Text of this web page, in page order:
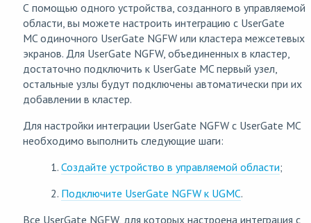
С помощью одного устройства, созданного в управляемой
области, вы можете настроить интеграцию с UserGate
MC одиночного UserGate NGFW или кластера межсетевых
экранов. Для UserGate NGFW, объединенных в кластер,
достаточно подключить к UserGate MC первый узел,
остальные узлы будут подключены автоматически при их
добавлении в кластер.
Для настройки интеграции UserGate NGFW с UserGate MC
необходимо выполнить следующие шаги:
1. Создайте устройство в управляемой области;
2. Подключите UserGate NGFW к UGMC.
Все UserGate NGFW, для которых настроена интеграция с